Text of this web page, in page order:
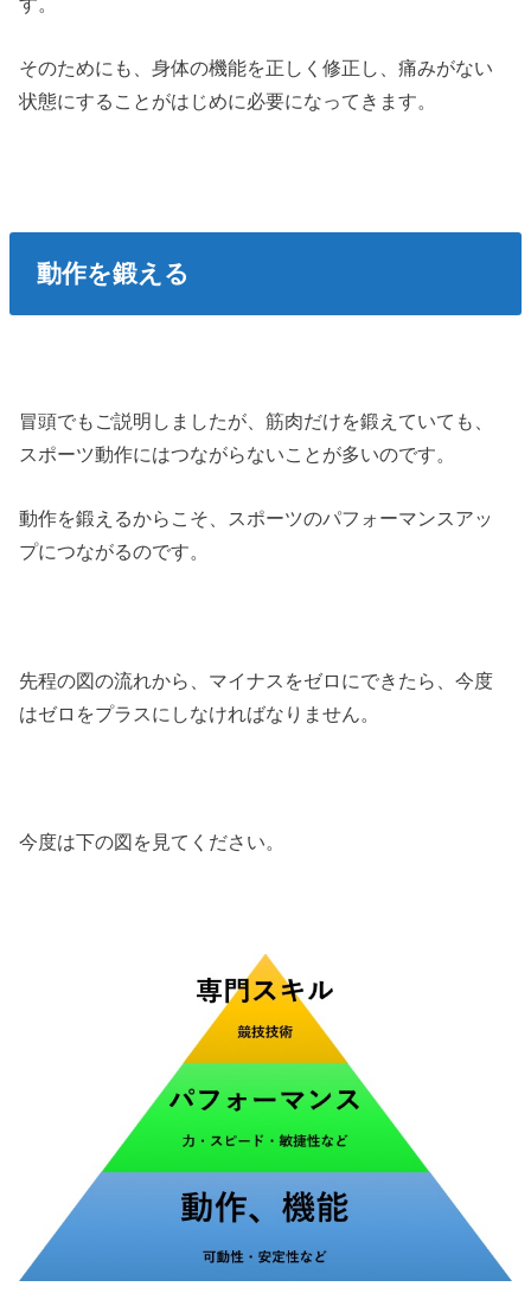
そのためにも、身体の機能を正しく修正し、痛みがない
状態にすることがはじめに必要になってきます。
動作を鍛える
冒頭でもご説明しましたが、筋肉だけを鍛えていても、
スポーツ動作にはつながらないことが多いのです。
動作を鍛えるからこそ、スポーツのパフォーマンスアッ
プにつながるのです。
先程の図の流れから、マイナスをゼロにできたら、今度
はゼロをプラスにしなければなりません。
今度は下の図を見てください。